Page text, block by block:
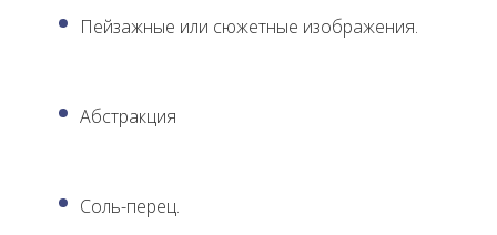
Пейзажные или сюжетные изображения.
Абстракция
Соль-перец.